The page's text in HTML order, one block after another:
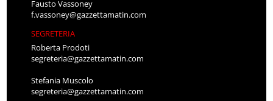
Fausto Vassoney
f.vassoney@gazzettamatin.com
SEGRETERIA
Roberta Prodoti
segreteria@gazzettamatin.com
Stefania Muscolo
segreteria@gazzettamatin.com